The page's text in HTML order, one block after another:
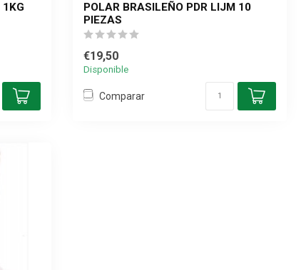
POLAR BRASILEÑO PDR LIJM 10
PIEZAS
€19,50
Disponible
Comparar